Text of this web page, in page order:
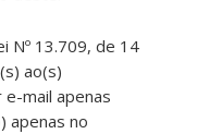
Nº 13.709, de 14
ao(s)
mail apenas
apenas no